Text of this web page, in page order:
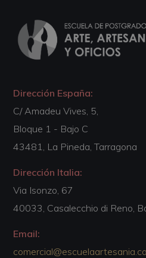
Dirección España:
C/ Amadeu Vives, 5,
Bloque 1 - Bajo C
43481, La Pineda, Tarragona
Dirección Italia:
Via Isonzo, 67
40033, Casalecchio di Reno,
Email: